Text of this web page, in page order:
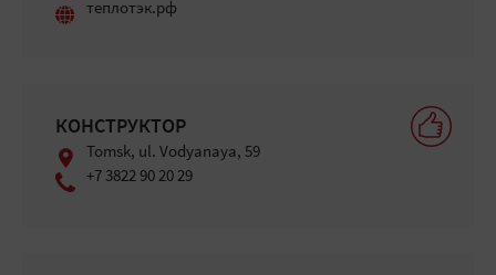
теплотэк.рф
КОНСТРУКТОР
Tomsk, ul. Vodyanaya, 59
+7 3822 90 20 29